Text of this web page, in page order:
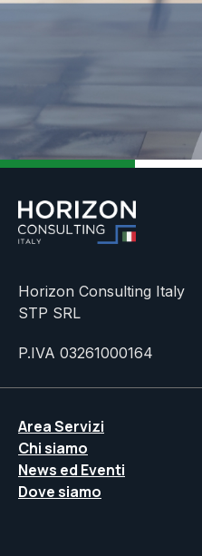
Horizon Consulting Italy
STP SRL
P.IVA 03261000164
Area Servizi
Chi siamo
News ed Eventi
Dove siamo